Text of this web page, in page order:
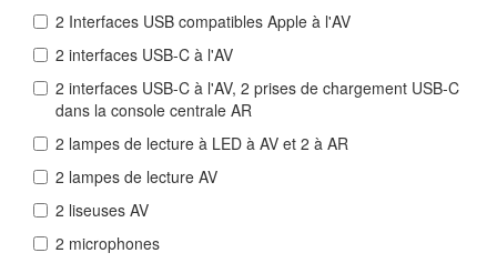
2 Interfaces USB compatibles Apple à l'AV
2 interfaces USB-C à l'AV
2 interfaces USB-C à l'AV, 2 prises de chargement USB-C
dans la console centrale AR
2 lampes de lecture à LED à AV et 2 à AR
2 lampes de lecture AV
2 liseuses AV
2 microphones